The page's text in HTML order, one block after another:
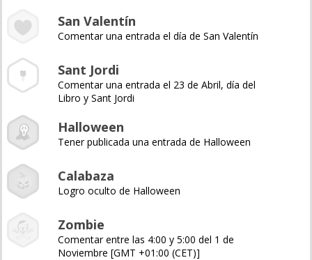
San Valentín
Comentar una entrada el día de San Valentín
Sant Jordi
Comentar una entrada el 23 de Abril, día del
Libro y Sant Jordi
Halloween
Tener publicada una entrada de Halloween
Calabaza
Logro oculto de Halloween
Zombie
Comentar entre las 4:00 y 5:00 del 1 de
Noviembre [GMT +01:00 (CET)]